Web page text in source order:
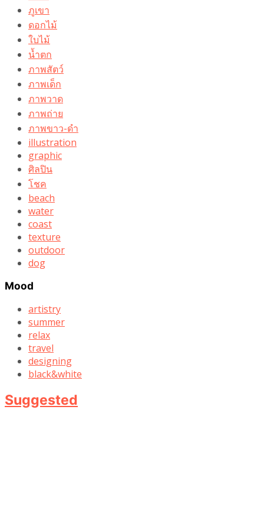
ภูเขา
ดอกไม้
ใบไม้
น้ำตก
ภาพสัตว์
ภาพเด็ก
ภาพวาด
ภาพถ่าย
ภาพขาว-ดำ
illustration
graphic
ศิลปิน
โชค
beach
water
coast
texture
outdoor
dog
Mood
artistry
summer
relax
travel
designing
black&white
Suggested